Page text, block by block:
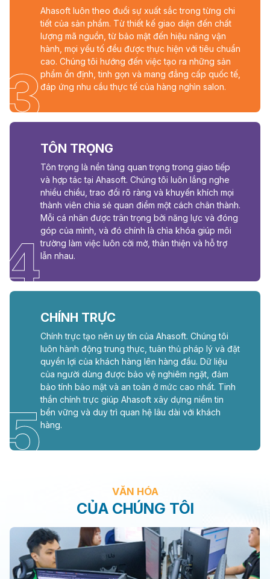
3
Ahasoft luôn theo đuổi sự xuất sắc trong từng chi
tiết của sản phẩm. Từ thiết kế giao diện đến chất
lượng mã nguồn, từ bảo mật đến hiệu năng vận
hành, mọi yếu tố đều được thực hiện với tiêu chuẩn
cao. Chúng tôi hướng đến việc tạo ra những sản
phẩm ổn định, tinh gọn và mang đẳng cấp quốc tế,
đáp ứng nhu cầu thực tế của hàng nghìn salon.
4
TÔN TRỌNG
Tôn trọng là nền tảng quan trọng trong giao tiếp
và hợp tác tại Ahasoft. Chúng tôi luôn lắng nghe
nhiều chiều, trao đổi rõ ràng và khuyến khích mọi
thành viên chia sẻ quan điểm một cách chân thành.
Mỗi cá nhân được trân trọng bởi năng lực và đóng
góp của mình, và đó chính là chìa khóa giúp môi
trường làm việc luôn cởi mở, thân thiện và hỗ trợ
lẫn nhau.
5
CHÍNH TRỰC
Chính trực tạo nên uy tín của Ahasoft. Chúng tôi
luôn hành động trung thực, tuân thủ pháp lý và đặt
quyền lợi của khách hàng lên hàng đầu. Dữ liệu
của người dùng được bảo vệ nghiêm ngặt, đảm
bảo tính bảo mật và an toàn ở mức cao nhất. Tinh
thần chính trực giúp Ahasoft xây dựng niềm tin
bền vững và duy trì quan hệ lâu dài với khách
hàng.
VĂN HÓA
CỦA CHÚNG TÔI